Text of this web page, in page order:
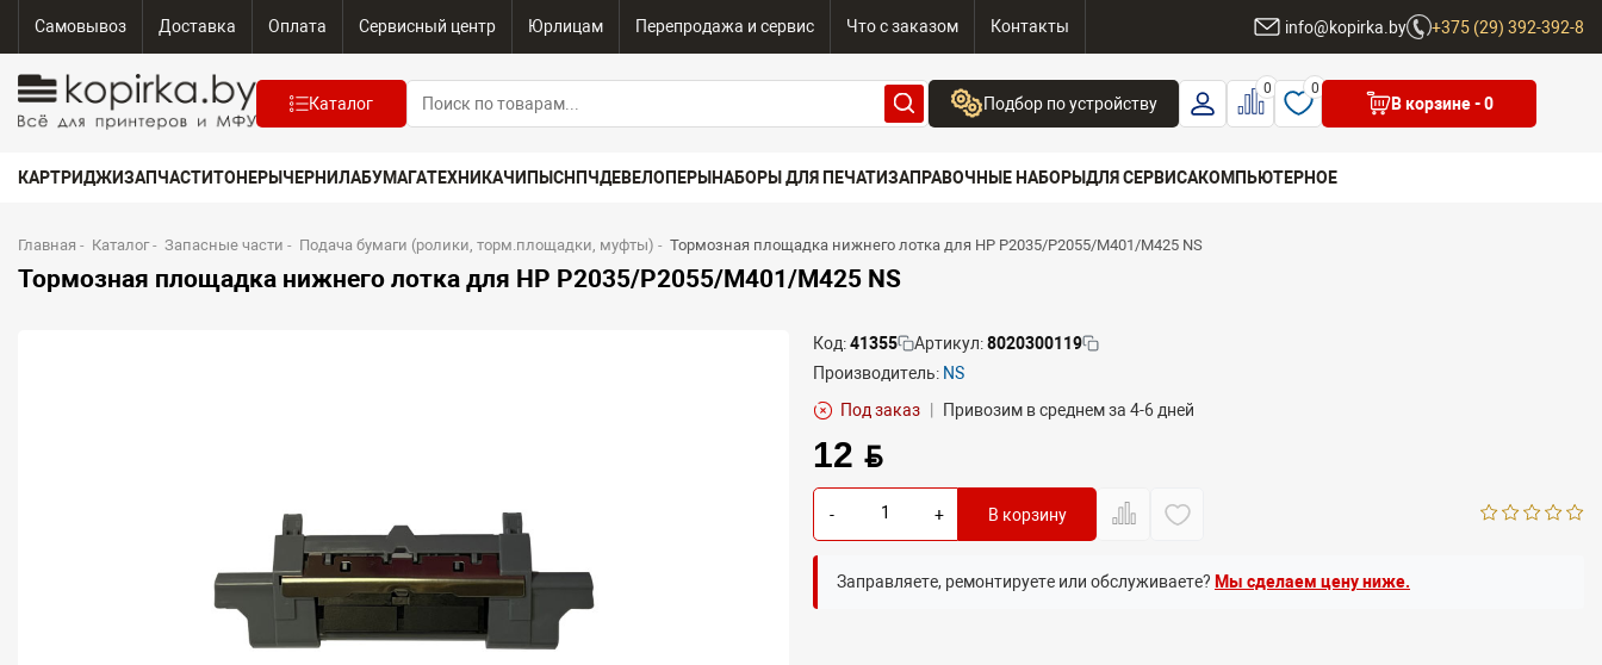
Самовывоз Доставка Оплата Сервисный центр Юрлицам Перепродажа и сервис Что с заказом Контакты info@kopirka.by +375 (29) 392-392-8
Каталог Подбор по устройству
Выберите бренд
Сначала выберите бренд
0 0
В корзине- 0
КАРТРИДЖИЗАПЧАСТИТОНЕРЫ ЧЕРНИЛАБУМАГАТЕХНИКАЧИПЫСНПЧДЕВЕЛОПЕРЫ НАБОРЫ ДЛЯ ПЕЧАТИЗАПРАВОЧНЫЕ НАБОРЫДЛЯ СЕРВИСАКОМПЬЮТЕРНОЕ
Главная - Каталог - Запасные части - Подача бумаги (ролики, торм.площадки, муфты) - Тормозная площадка нижнего лотка для HP P2035/P2055/M401/M425 NS
Тормозная площадка нижнего лотка для HP P2035/P2055/M401/M425 NS
Код:41355 Артикул:8020300119
Производитель: NS
Под заказ
Привозим в среднем за 4-6 дней
12 BYN
- + В корзину
Заправляете, ремонтируете или обслуживаете? Мы сделаем цену ниже.